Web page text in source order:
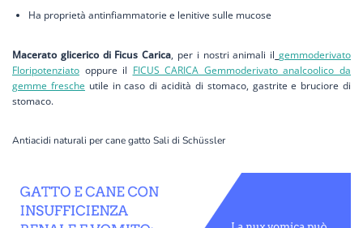
Ha proprietà antinfiammatorie e lenitive sulle mucose
Macerato glicerico di Ficus Carica, per i nostri animali il gemmoderivato
Floripotenziato oppure il FICUS CARICA Gemmoderivato analcoolico da
gemme fresche utile in caso di acidità di stomaco, gastrite e bruciore di
stomaco.
Antiacidi naturali per cane gatto Sali di Schüssler